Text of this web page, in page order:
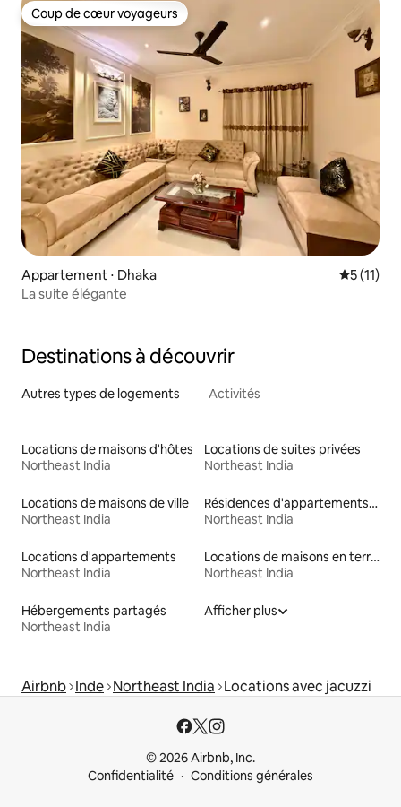
Coup de cœur voyageurs
Coup de cœur voyageurs
Appartement ⋅ Dhaka
5 (11)
La suite élégante
Destinations à découvrir
Autres types de logements Activités
Locations de maisons d'hôtes
Northeast India
Locations de suites privées
Northeast India
Locations de maisons de ville
Northeast India
Résidences d'appartements en location
Northeast India
Locations d'appartements
Northeast India
Locations de maisons en terre
Northeast India
Hébergements partagés
Northeast India
Afficher plus
Airbnb Inde Northeast India Locations avec jacuzzi
© 2026 Airbnb, Inc.
Confidentialité
Conditions générales